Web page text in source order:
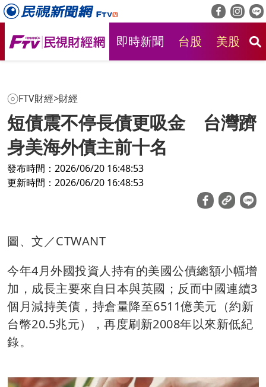
即時新聞 台股 美股
FTV財經>財經
短債震不停長債更吸金 台灣躋
身美海外債主前十名
發布時間：2026/06/20 16:48:53
更新時間：2026/06/20 16:48:53
圖、文／CTWANT
今年4月外國投資人持有的美國公債總額小幅增
加，成長主要來自日本與英國；反而中國連續3
個月減持美債，持倉量降至6511億美元（約新
台幣20.5兆元），再度刷新2008年以來新低紀
錄。